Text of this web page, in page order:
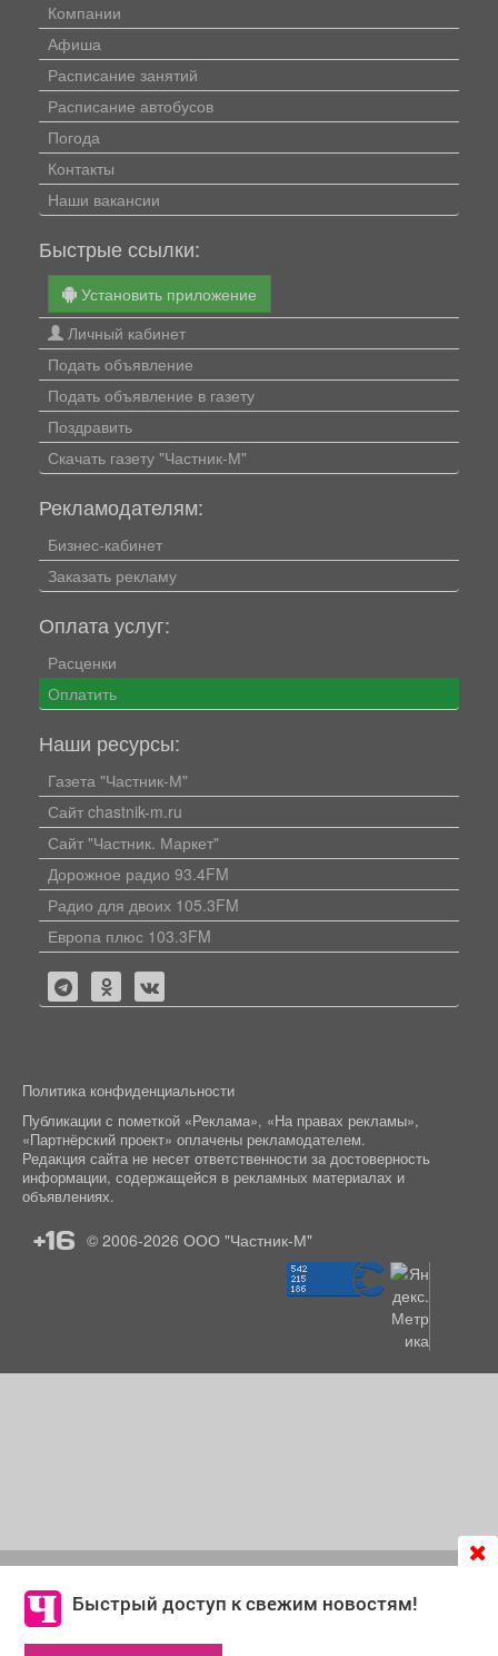
Быстрый доступ к свежим новостям!
согласие на обработку файлов cookie, которые
обеспечивают корректную работу сайта и сбора
информации для улучшения качества сервисов.
Компании
Афиша
Расписание занятий
Расписание автобусов
Погода
Контакты
Наши вакансии
Быстрые ссылки:
Установить приложение
Личный кабинет
Подать объявление
Подать объявление в газету
Поздравить
Скачать газету "Частник-М"
Рекламодателям:
Бизнес-кабинет
Заказать рекламу
Оплата услуг:
Расценки
Оплатить
Наши ресурсы:
Газета "Частник-М"
Сайт chastnik-m.ru
Сайт "Частник. Маркет"
Дорожное радио 93.4FM
Радио для двоих 105.3FM
Европа плюс 103.3FM
Политика конфиденциальности
Публикации с пометкой «Реклама», «На правах рекламы»,
«Партнёрский проект» оплачены рекламодателем.
Редакция сайта не несет ответственности за достоверность
информации, содержащейся в рекламных материалах и
объявлениях.
+16 © 2006-2026 ООО "Частник-М"